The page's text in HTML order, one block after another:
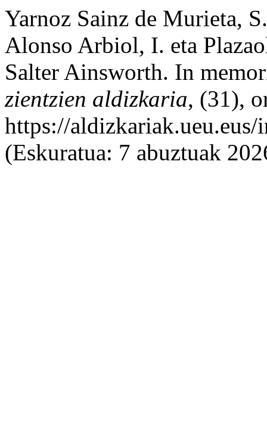
Yarnoz Sainz de Murieta,
Alonso Arbiol, I. eta
Salter Ainsworth. In
zientzien aldizkaria, (31),
https://
(Eskuratua: 7 abuztuak